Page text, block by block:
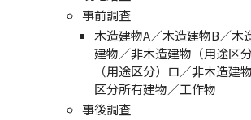
事前調査
木造建物A／木造建物B／木
建物／非木造建物（用途区
（用途区分）ロ／非木造建
区分所有建物／工作物
事後調査